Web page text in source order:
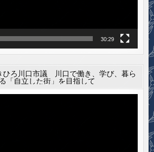
30:29
ひろ川口市議 川口で働き、学び、暮ら
「自立した街」を目指して